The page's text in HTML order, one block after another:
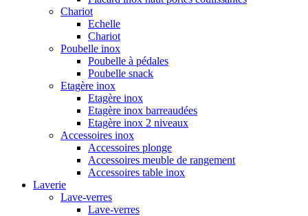
Chariot
Echelle
Chariot
Poubelle inox
Poubelle à pédales
Poubelle snack
Etagère inox
Etagère inox
Etagère inox barreaudées
Etagère inox 2 niveaux
Accessoires inox
Accessoires plonge
Accessoires meuble de rangement
Accessoires table inox
Laverie
Lave-verres
Lave-verres